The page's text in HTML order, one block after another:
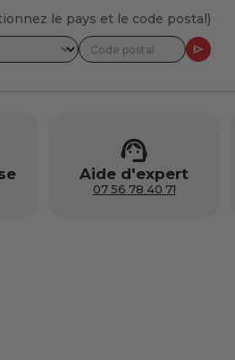
le pays et le code postal)
Aide d'expert
07 56 78 40 71